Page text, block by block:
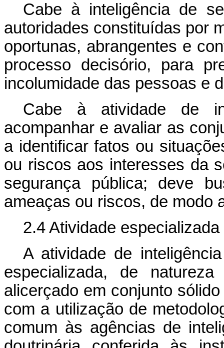
Cabe à inteligência de
autoridades constituídas por
oportunas, abrangentes e
processo decisório, para
incolumidade das pessoas e
Cabe à atividade de
acompanhar e avaliar as
a identificar fatos ou
ou riscos aos interesses da
segurança pública; deve
ameaças ou riscos, de modo
2.4 Atividade especializada
A atividade de
especializada, de
alicerçado em conjunto
com a utilização de
comum às agências de